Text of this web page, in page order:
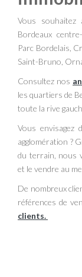
Vous
Bordeaux
Parc Bordelais,
Saint-Bruno,
Consultez nos
les quartiers de
toute la rive
Vous envisagez
agglomération ?
du terrain, nous
et le vendre au
De nombreux
références de
clients.